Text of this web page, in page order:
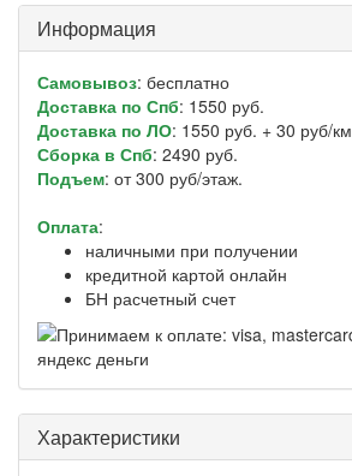
Информация
Самовывоз: бесплатно
Доставка по Спб: 1550 руб.
Доставка по ЛО: 1550 руб. + 30 руб/км
Сборка в Спб: 2490 руб.
Подъем: от 300 руб/этаж.
Оплата:
наличными при получении
кредитной картой онлайн
БН расчетный счет
Характеристики